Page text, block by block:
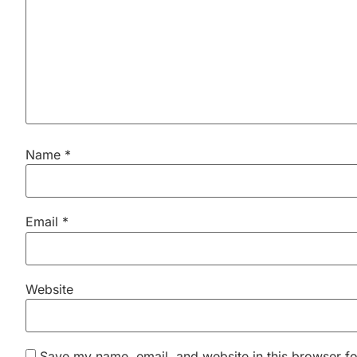
Name *
Email *
Website